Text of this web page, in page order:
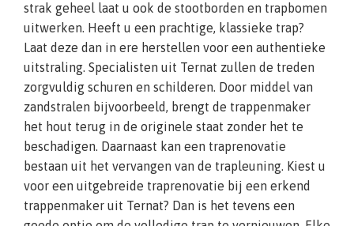
strak geheel laat u ook de stootborden en trapbomen
uitwerken. Heeft u een prachtige, klassieke trap?
Laat deze dan in ere herstellen voor een authentieke
uitstraling. Specialisten uit Ternat zullen de treden
zorgvuldig schuren en schilderen. Door middel van
zandstralen bijvoorbeeld, brengt de trappenmaker
het hout terug in de originele staat zonder het te
beschadigen. Daarnaast kan een traprenovatie
bestaan uit het vervangen van de trapleuning. Kiest u
voor een uitgebreide traprenovatie bij een erkend
trappenmaker uit Ternat? Dan is het tevens een